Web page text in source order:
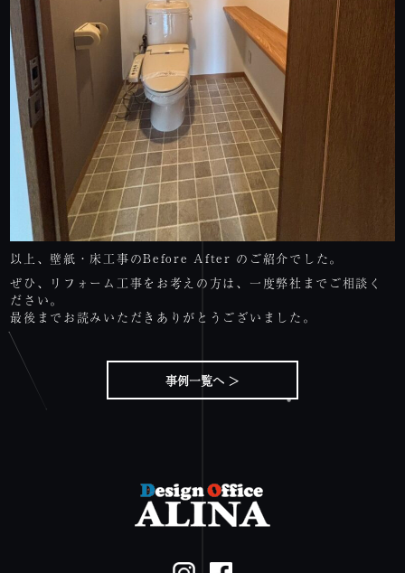
以上、壁紙・床工事のBefore After のご紹介でした。
ぜひ、リフォーム工事をお考えの方は、一度弊社までご相談く
ださい。
最後までお読みいただきありがとうございました。
事例一覧へ ＞